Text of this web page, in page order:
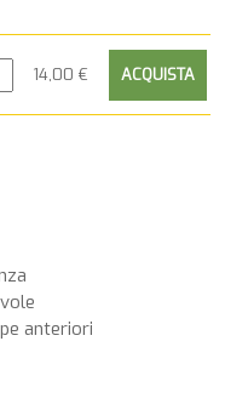
14,00 €
anteriori